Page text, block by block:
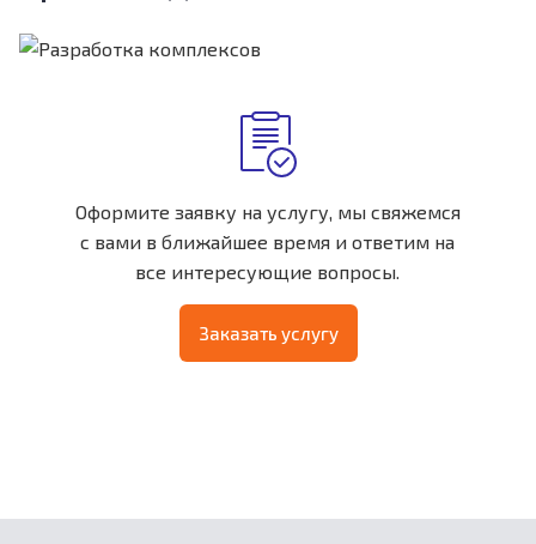
Оформите заявку на услугу, мы свяжемся
с вами в ближайшее время и ответим на
все интересующие вопросы.
Заказать услугу